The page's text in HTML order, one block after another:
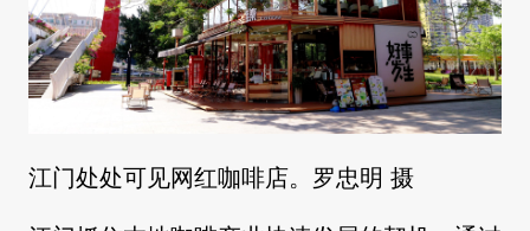
江门处处可见网红咖啡店。罗忠明 摄